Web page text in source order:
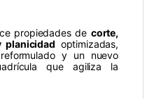
propiedades de corte,
planicidad optimizadas,
y un nuevo
que agiliza la